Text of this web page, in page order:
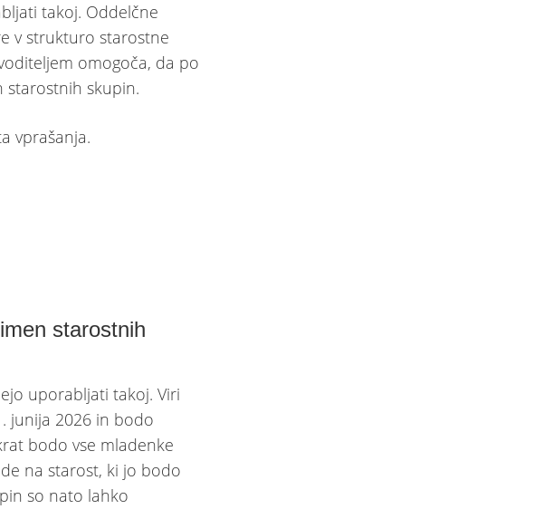
takoj. Oddelčne
v strukturo starostne
omogoča, da po
starostnih skupin.
vprašanja.
starostnih
uporabljati takoj. Viri
junija 2026 in bodo
bodo vse mladenke
na starost, ki jo bodo
so nato lahko